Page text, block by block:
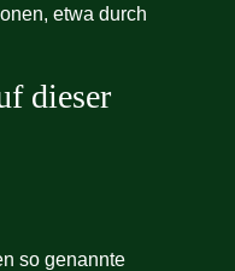
etwa durch
dieser
so genannte